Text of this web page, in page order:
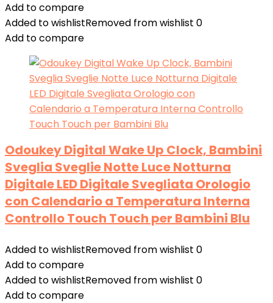
Add to compare
Added to wishlistRemoved from wishlist 0
Add to compare
Odoukey Digital Wake Up Clock, Bambini
Sveglia Sveglie Notte Luce Notturna
Digitale LED Digitale Svegliata Orologio
con Calendario a Temperatura Interna
Controllo Touch Touch per Bambini Blu
Added to wishlistRemoved from wishlist 0
Add to compare
Added to wishlistRemoved from wishlist 0
Add to compare